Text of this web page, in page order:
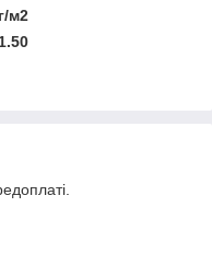
м2